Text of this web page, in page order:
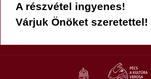
A részvétel ingyenes!
Várjuk Önöket szeretettel!